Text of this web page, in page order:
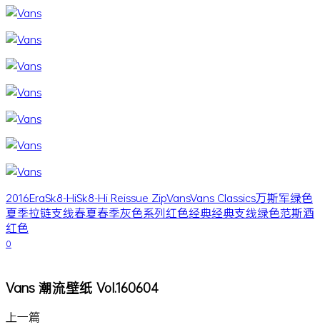
2016EraSk8-HiSk8-Hi Reissue ZipVansVans Classics万斯军绿色
夏季拉链支线春夏春季灰色系列红色经典经典支线绿色范斯酒
红色
0
Vans 潮流壁纸 Vol.160604
上一篇